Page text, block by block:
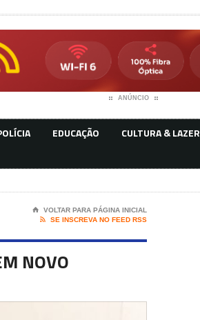
ANÚNCIO
EDUCAÇÃO CULTURA & LAZER
⌂
VOLTAR PARA PÁGINA INICIAL

SE INSCREVA NO FEED RSS
NOVO